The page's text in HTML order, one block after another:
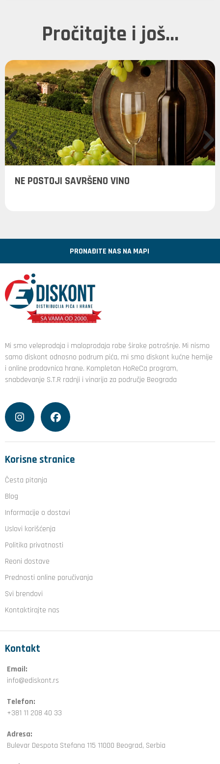
Pročitajte i još...
NE POSTOJI SAVRŠENO VINO
PRONAĐITE NAS NA MAPI
Mi smo veleprodaja i maloprodaja robe široke potrošnje. Mi nismo
samo diskont odnosno podrum pića, mi smo diskont kućne hemije
i online prodavnica hrane. Kompletan HoReCa program,
snabdevanje S.T.R radnji i vinarija za područje Beograda
Korisne stranice
Česta pitanja
Blog
Informacije o dostavi
Uslovi korišćenja
Politika privatnosti
Reoni dostave
Prednosti online poručivanja
Svi brendovi
Kontaktirajte nas
Kontakt
Email:
info@ediskont.rs
Telefon:
+381 11 208 40 33
Adresa:
Bulevar Despota Stefana 115 11000 Beograd, Serbia